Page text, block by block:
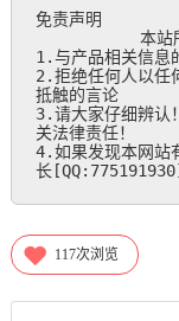
免责声明
本站所有信
1.与产品相关信息
2.拒绝任何人以任
抵触的言论
3.请大家仔细辨认
关法律责任！
4.如果发现本网站
长
117次浏览